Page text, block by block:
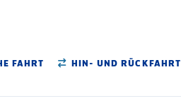
FAHRT HIN- UND RÜCKFAHRT